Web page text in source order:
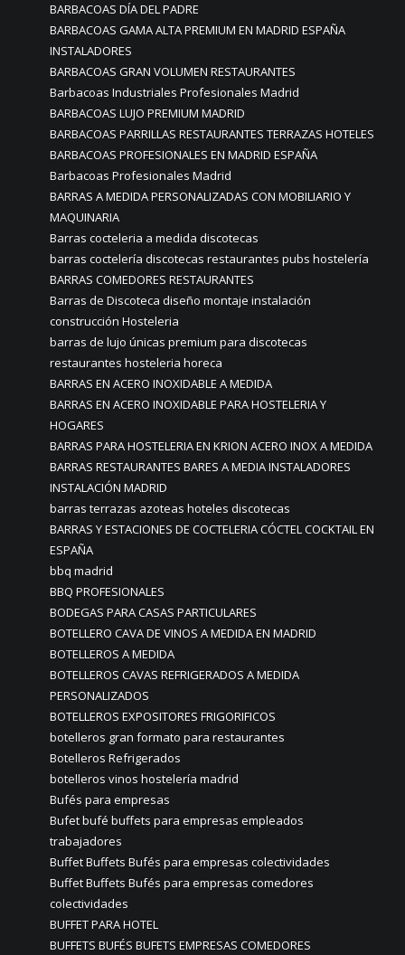
BARBACOAS DÍA DEL PADRE
BARBACOAS GAMA ALTA PREMIUM EN MADRID ESPAÑA
INSTALADORES
BARBACOAS GRAN VOLUMEN RESTAURANTES
Barbacoas Industriales Profesionales Madrid
BARBACOAS LUJO PREMIUM MADRID
BARBACOAS PARRILLAS RESTAURANTES TERRAZAS HOTELES
BARBACOAS PROFESIONALES EN MADRID ESPAÑA
Barbacoas Profesionales Madrid
BARRAS A MEDIDA PERSONALIZADAS CON MOBILIARIO Y
MAQUINARIA
Barras cocteleria a medida discotecas
barras coctelería discotecas restaurantes pubs hostelería
BARRAS COMEDORES RESTAURANTES
Barras de Discoteca diseño montaje instalación
construcción Hosteleria
barras de lujo únicas premium para discotecas
restaurantes hosteleria horeca
BARRAS EN ACERO INOXIDABLE A MEDIDA
BARRAS EN ACERO INOXIDABLE PARA HOSTELERIA Y
HOGARES
BARRAS PARA HOSTELERIA EN KRION ACERO INOX A MEDIDA
BARRAS RESTAURANTES BARES A MEDIA INSTALADORES
INSTALACIÓN MADRID
barras terrazas azoteas hoteles discotecas
BARRAS Y ESTACIONES DE COCTELERIA CÓCTEL COCKTAIL EN
ESPAÑA
bbq madrid
BBQ PROFESIONALES
BODEGAS PARA CASAS PARTICULARES
BOTELLERO CAVA DE VINOS A MEDIDA EN MADRID
BOTELLEROS A MEDIDA
BOTELLEROS CAVAS REFRIGERADOS A MEDIDA
PERSONALIZADOS
BOTELLEROS EXPOSITORES FRIGORIFICOS
botelleros gran formato para restaurantes
Botelleros Refrigerados
botelleros vinos hostelería madrid
Bufés para empresas
Bufet bufé buffets para empresas empleados
trabajadores
Buffet Buffets Bufés para empresas colectividades
Buffet Buffets Bufés para empresas comedores
colectividades
BUFFET PARA HOTEL
BUFFETS BUFÉS BUFETS EMPRESAS COMEDORES